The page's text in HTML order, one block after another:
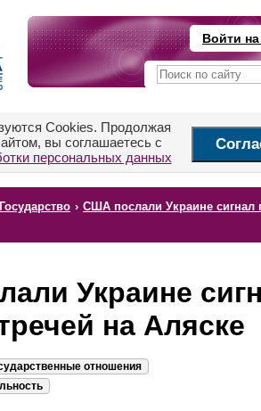
Войти
Cookies. Продолжая
вы соглашаетесь с
персональных данных
Государство › США послали Украине сигнал
Украине
на Аляске
отношения